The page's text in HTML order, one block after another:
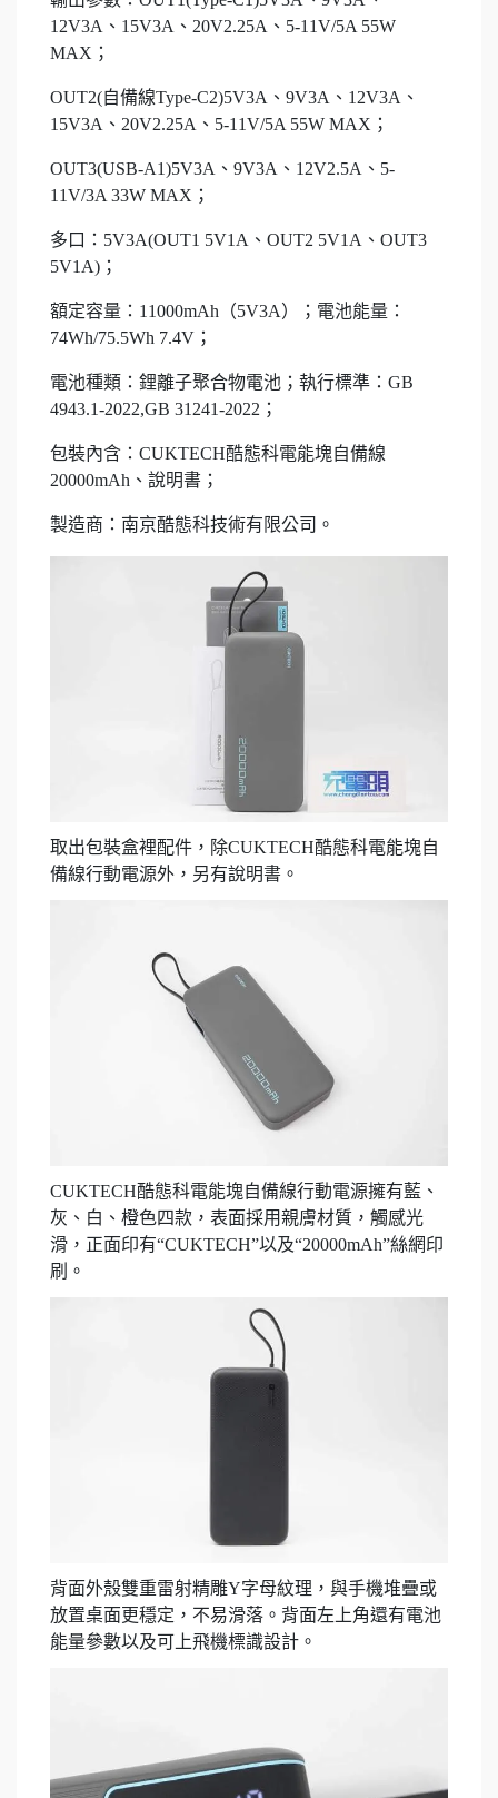
12V3A、15V3A、20V2.25A、5-11V/5A 55W
MAX；
OUT2(自備線Type-C2)5V3A、9V3A、12V3A、
15V3A、20V2.25A、5-11V/5A 55W MAX；
OUT3(USB-A1)5V3A、9V3A、12V2.5A、5-
11V/3A 33W MAX；
多口：5V3A(OUT1 5V1A、OUT2 5V1A、OUT3
5V1A)；
額定容量：11000mAh（5V3A）；電池能量：
74Wh/75.5Wh 7.4V；
電池種類：鋰離子聚合物電池；執行標準：GB
4943.1-2022,GB 31241-2022；
包裝內含：CUKTECH酷態科電能塊自備線
20000mAh、說明書；
製造商：南京酷態科技術有限公司。
取出包裝盒裡配件，除CUKTECH酷態科電能塊自
備線行動電源外，另有說明書。
CUKTECH酷態科電能塊自備線行動電源擁有藍、
灰、白、橙色四款，表面採用親膚材質，觸感光
滑，正面印有“CUKTECH”以及“20000mAh”絲網印
刷。
背面外殼雙重雷射精雕Y字母紋理，與手機堆疊或
放置桌面更穩定，不易滑落。背面左上角還有電池
能量參數以及可上飛機標識設計。